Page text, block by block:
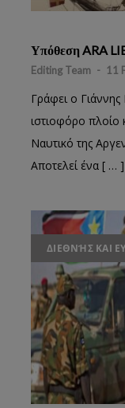
Υπόθεση ARA
Editing Team - 11
Γράφει ο
ιστιοφόρο πλοίο
Ναυτικό της
Αποτελεί ένα [ … ]
ΔΙΕΘΝΉΣ ΚΑΙ